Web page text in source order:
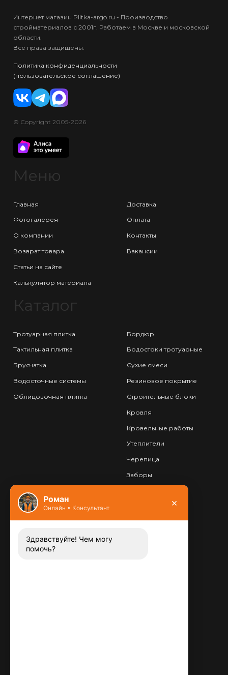
Интернет магазин Plitka-argo.ru - Производство
стройматериалов с 2001г. Работаем в Москве и московской
области.
Все права защищены.
Политика конфиденциальности
(пользовательское соглашение)
© Copyright 2005-2026
Меню
Главная
Фотогалерея
О компании
Возврат товара
Статьи на сайте
Калькулятор материала
Доставка
Оплата
Контакты
Вакансии
Каталог
Тротуарная плитка
Тактильная плитка
Брусчатка
Водосточные системы
Облицовочная плитка
Бордюр
Водостоки тротуарные
Сухие смеси
Резиновое покрытие
Строительные блоки
Кровля
Кровельные работы
Утеплители
Черепица
Заборы
Контакты
Заказать звонок
Роман
Онлайн • Консультант ×
Здравствуйте! Чем могу
помочь?